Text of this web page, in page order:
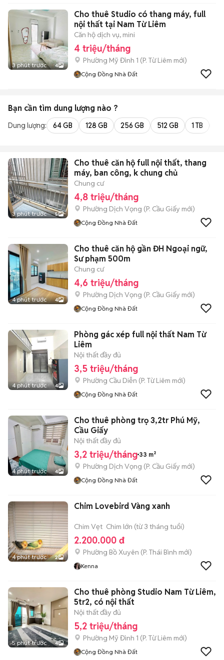
3 phút trước 4
Cho thuê Studio có thang máy, full
nội thất tại Nam Từ Liêm
Căn hộ dịch vụ, mini
4 triệu/tháng
Phường Mỹ Đình 1 (P. Từ Liêm mới)
Cộng Đồng Nhà Đất
Bạn cần tìm dung lượng nào ?
Dung lượng: 64 GB 128 GB 256 GB 512 GB 1 TB
3 phút trước 5
Cho thuê căn hộ full nội thất, thang
máy, ban công, k chung chủ
Chung cư
4,8 triệu/tháng
Phường Dịch Vọng (P. Cầu Giấy mới)
Cộng Đồng Nhà Đất
4 phút trước 4
Cho thuê căn hộ gần ĐH Ngoại ngữ,
Sư phạm 500m
Chung cư
4,6 triệu/tháng
Phường Dịch Vọng (P. Cầu Giấy mới)
Cộng Đồng Nhà Đất
4 phút trước 4
Phòng gác xép full nội thất Nam Từ
Liêm
Nội thất đầy đủ
3,5 triệu/tháng
Phường Cầu Diễn (P. Từ Liêm mới)
Cộng Đồng Nhà Đất
4 phút trước 4
Cho thuê phòng trọ 3,2tr Phú Mỹ,
Cầu Giấy
Nội thất đầy đủ
3,2 triệu/tháng 33 m²
Phường Dịch Vọng (P. Cầu Giấy mới)
Cộng Đồng Nhà Đất
4 phút trước 2
Chim Lovebird Vàng xanh
Chim Vẹt Chim lớn (từ 3 tháng tuổi)
2.200.000 đ
Phường Bồ Xuyên (P. Thái Bình mới)
Kenna
5 phút trước 4
Cho thuê phòng Studio Nam Từ Liêm,
5tr2, có nội thất
Nội thất đầy đủ
5,2 triệu/tháng
Phường Mỹ Đình 1 (P. Từ Liêm mới)
Cộng Đồng Nhà Đất